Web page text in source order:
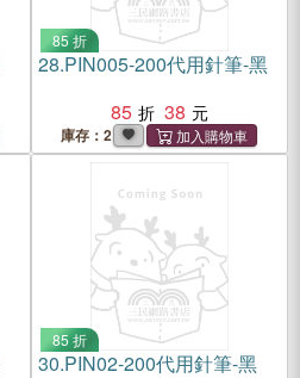
85 折
28.PIN005-200代用針筆-黑
85
38
庫存：2
85 折
30.PIN02-200代用針筆-黑